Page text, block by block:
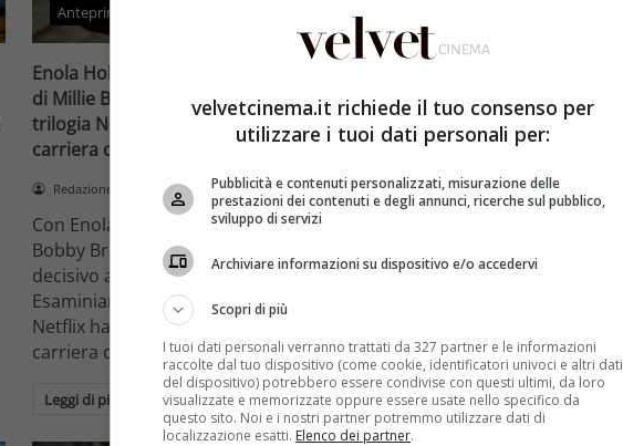
Anteprime
Enola Holmes 3 e il grande salto
di Millie Bobby Brown: come la
trilogia Netflix ha stravolto la
carriera di una star
Redazione Velvet 4 Agosto 2026
Con Enola Holmes 3, Millie
Bobby Brown compie un salto
decisivo a Hollywood.
Esaminiamo come la trilogia
Netflix ha trasformato la sua
carriera da attrice
Leggi di più
Eventi
visione: il grido d’allarme dal
Ciné di Riccione su opere prime
e genere
Redazione Velvet 4 Agosto 2026
poche new entry, scarso
Ciné di Riccione.
Leggi di più
velvetcinema.it richiede il tuo consenso per
utilizzare i tuoi dati personali per:
Pubblicità e contenuti personalizzati, misurazione delle
prestazioni dei contenuti e degli annunci, ricerche sul pubblico,
sviluppo di servizi
Archiviare informazioni su dispositivo e/o accedervi
Scopri di più
I tuoi dati personali verranno trattati da 327 partner e le informazioni
raccolte dal tuo dispositivo (come cookie, identificatori univoci e altri dati
del dispositivo) potrebbero essere condivise con questi ultimi, da loro
visualizzate e memorizzate oppure essere usate nello specifico da
questo sito. Noi e i nostri partner potremmo utilizzare dati di
localizzazione esatti. Elenco dei partner.